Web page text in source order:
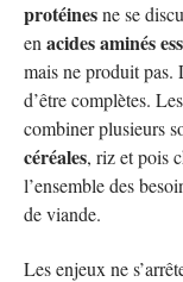
protéinesne se
en acides aminés
mais ne produit pas.
d’être complètes. Les
combiner plusieurs
céréales, riz et pois
l’ensemble des
de viande.
Les enjeux ne